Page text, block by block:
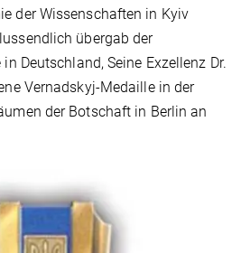
der Wissenschaften in Kyiv
übergab der
Deutschland, Seine Exzellenz Dr.
Vernadskyj-Medaille in der
der Botschaft in Berlin an